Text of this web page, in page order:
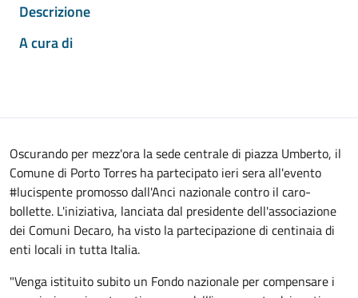
Descrizione
A cura di
Oscurando per mezz'ora la sede centrale di piazza Umberto, il
Comune di Porto Torres ha partecipato ieri sera all'evento
#lucispente promosso dall'Anci nazionale contro il caro-
bollette. L'iniziativa, lanciata dal presidente dell'associazione
dei Comuni Decaro, ha visto la partecipazione di centinaia di
enti locali in tutta Italia.
"Venga istituito subito un Fondo nazionale per compensare i